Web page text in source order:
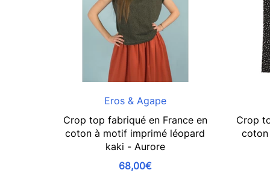
Eros & Agape
Crop top fabriqué en France en
coton à motif imprimé léopard
kaki - Aurore
68,00€
Crop